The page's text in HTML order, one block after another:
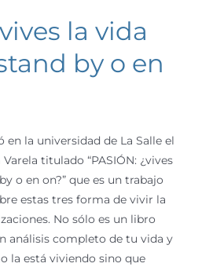
la vida
by o en
en la universidad de La Salle el
titulado “PASIÓN: ¿vives
o en on?” que es un trabajo
estas tres forma de vivir la
No sólo es un libro
análisis completo de tu vida y
la está viviendo sino que